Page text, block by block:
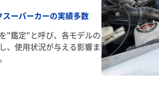
ーパーカーの実績多数
"鑑定"と呼び、各モデルの
、使用状況が与える影響ま